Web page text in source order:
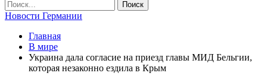
Новости Германии
Главная
В мире
Украина дала согласие на приезд главы МИД Бельгии,
которая незаконно ездила в Крым